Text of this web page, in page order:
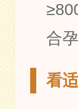
合
看